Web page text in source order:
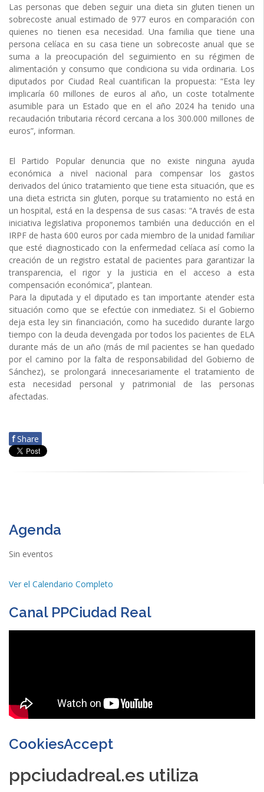
Las personas que deben seguir una dieta sin gluten tienen un
sobrecoste anual estimado de 977 euros en comparación con
quienes no tienen esa necesidad. Una familia que tiene una
persona celíaca en su casa tiene un sobrecoste anual que se
suma a la preocupación del seguimiento en su régimen de
alimentación y consumo que condiciona su vida ordinaria. Los
diputados por Ciudad Real cuantifican la propuesta: “Esta ley
implicaría 60 millones de euros al año, un coste totalmente
asumible para un Estado que en el año 2024 ha tenido una
recaudación tributaria récord cercana a los 300.000 millones de
euros”, informan.
El Partido Popular denuncia que no existe ninguna ayuda
económica a nivel nacional para compensar los gastos
derivados del único tratamiento que tiene esta situación, que es
una dieta estricta sin gluten, porque su tratamiento no está en
un hospital, está en la despensa de sus casas: “A través de esta
iniciativa legislativa proponemos también una deducción en el
IRPF de hasta 600 euros por cada miembro de la unidad familiar
que esté diagnosticado con la enfermedad celíaca así como la
creación de un registro estatal de pacientes para garantizar la
transparencia, el rigor y la justicia en el acceso a esta
compensación económica”, plantean.
Para la diputada y el diputado es tan importante atender esta
situación como que se efectúe con inmediatez. Si el Gobierno
deja esta ley sin financiación, como ha sucedido durante largo
tiempo con la deuda devengada por todos los pacientes de ELA
durante más de un año (más de mil pacientes se han quedado
por el camino por la falta de responsabilidad del Gobierno de
Sánchez), se prolongará innecesariamente el tratamiento de
esta necesidad personal y patrimonial de las personas
afectadas.
f Share
Agenda
Sin eventos
Ver el Calendario Completo
Canal PPCiudad Real
CookiesAccept
ppciudadreal.es utiliza